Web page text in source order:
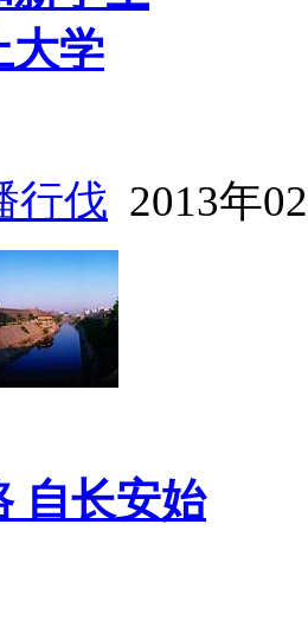
大学
行伐 2013年
自长安始